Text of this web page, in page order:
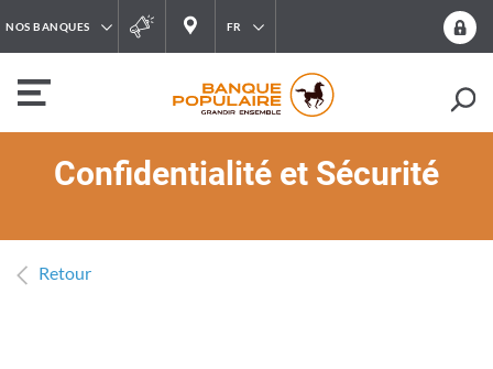
NOS BANQUES FR
Confidentialité et Sécurité
Retour